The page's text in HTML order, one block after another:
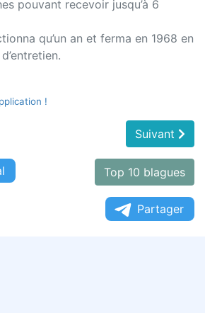
pouvant recevoir jusqu’à 6
qu’un an et ferma en 1968 en
!
Suivant
Top 10 blagues
Partager